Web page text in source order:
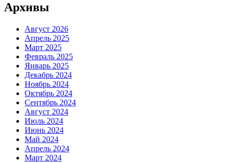
Архивы
Август 2026
Апрель 2025
Март 2025
Февраль 2025
Январь 2025
Декабрь 2024
Ноябрь 2024
Октябрь 2024
Сентябрь 2024
Август 2024
Июль 2024
Июнь 2024
Май 2024
Апрель 2024
Март 2024